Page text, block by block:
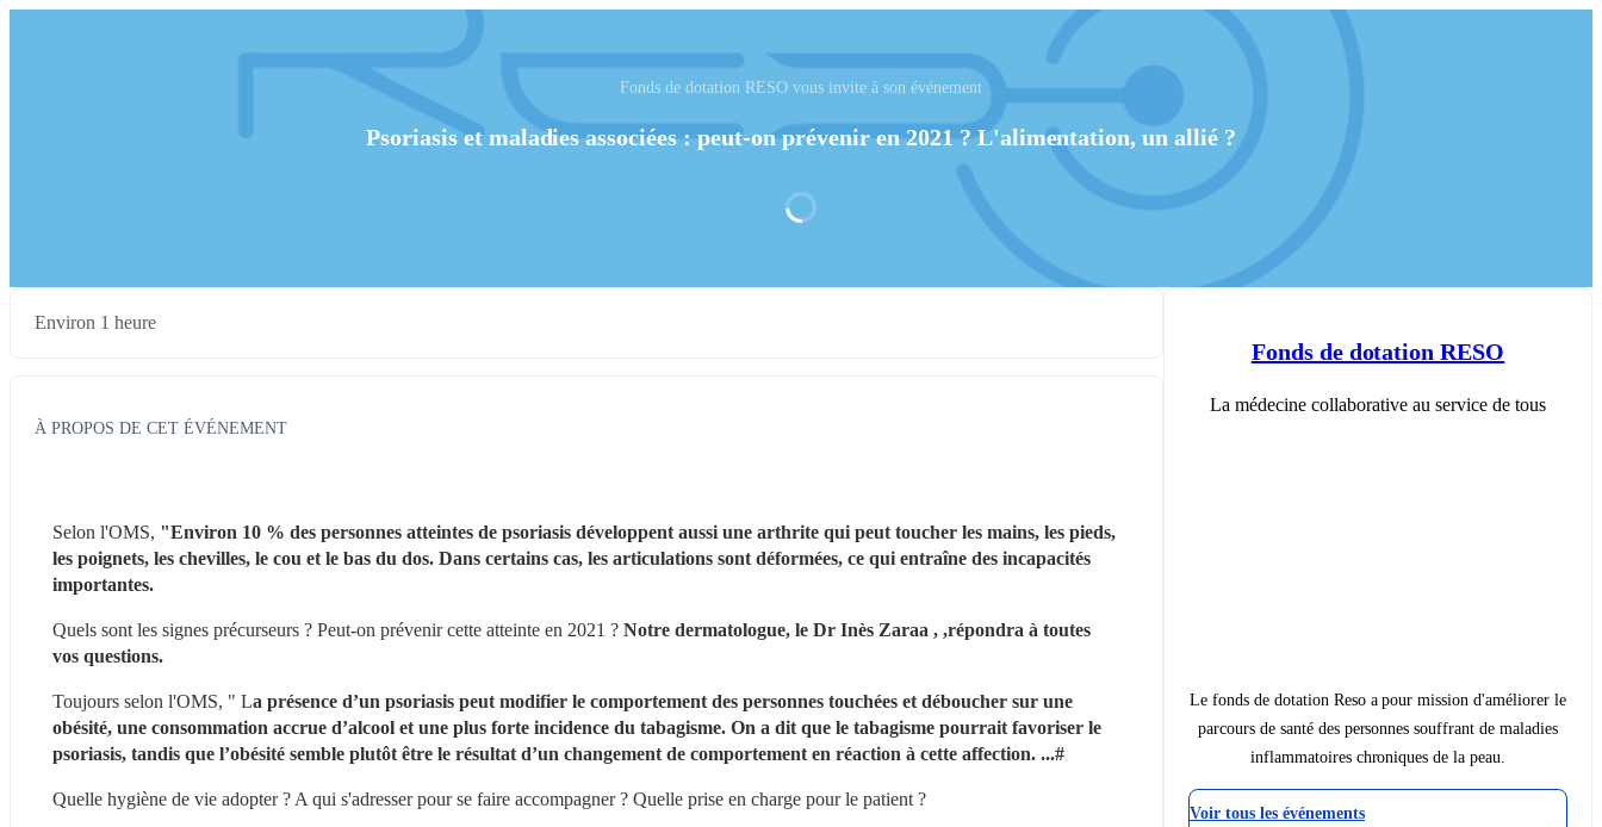
Fonds de dotation RESO vous invite à son événement
Psoriasis et maladies associées : peut-on prévenir en 2021 ? L'alimentation, un allié ?
Environ 1 heure
À PROPOS DE CET ÉVÉNEMENT
Selon l'OMS, "Environ 10 % des personnes atteintes de psoriasis développent aussi une arthrite qui peut toucher les mains, les pieds,
les poignets, les chevilles, le cou et le bas du dos. Dans certains cas, les articulations sont déformées, ce qui entraîne des incapacités
importantes.
Quels sont les signes précurseurs ? Peut-on prévenir cette atteinte en 2021 ? Notre dermatologue, le Dr Inès Zaraa , ,répondra à toutes
vos questions.
Toujours selon l'OMS, " La présence d’un psoriasis peut modifier le comportement des personnes touchées et déboucher sur une
obésité, une consommation accrue d’alcool et une plus forte incidence du tabagisme. On a dit que le tabagisme pourrait favoriser le
psoriasis, tandis que l’obésité semble plutôt être le résultat d’un changement de comportement en réaction à cette affection. ...#
Quelle hygiène de vie adopter ? A qui s'adresser pour se faire accompagner ? Quelle prise en charge pour le patient ?
Fonds de dotation RESO
La médecine collaborative au service de tous
Le fonds de dotation Reso a pour mission d'améliorer le
parcours de santé des personnes souffrant de maladies
inflammatoires chroniques de la peau.
Voir tous les événements